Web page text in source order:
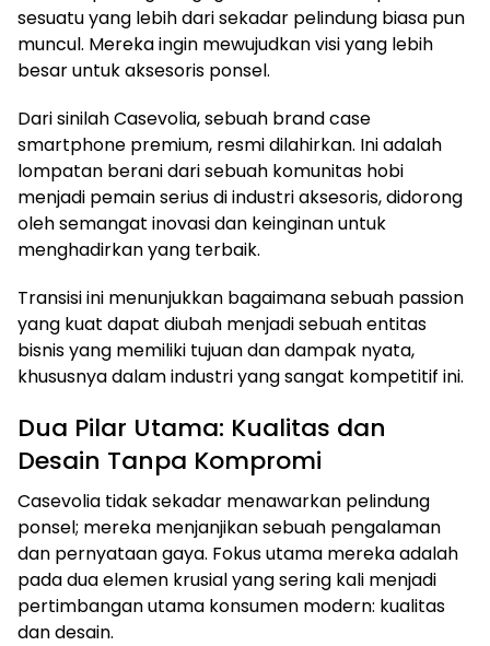
sesuatu yang lebih dari sekadar pelindung biasa pun
muncul. Mereka ingin mewujudkan visi yang lebih
besar untuk aksesoris ponsel.
Dari sinilah Casevolia, sebuah brand case
smartphone premium, resmi dilahirkan. Ini adalah
lompatan berani dari sebuah komunitas hobi
menjadi pemain serius di industri aksesoris, didorong
oleh semangat inovasi dan keinginan untuk
menghadirkan yang terbaik.
Transisi ini menunjukkan bagaimana sebuah passion
yang kuat dapat diubah menjadi sebuah entitas
bisnis yang memiliki tujuan dan dampak nyata,
khususnya dalam industri yang sangat kompetitif ini.
Dua Pilar Utama: Kualitas dan
Desain Tanpa Kompromi
Casevolia tidak sekadar menawarkan pelindung
ponsel; mereka menjanjikan sebuah pengalaman
dan pernyataan gaya. Fokus utama mereka adalah
pada dua elemen krusial yang sering kali menjadi
pertimbangan utama konsumen modern: kualitas
dan desain.